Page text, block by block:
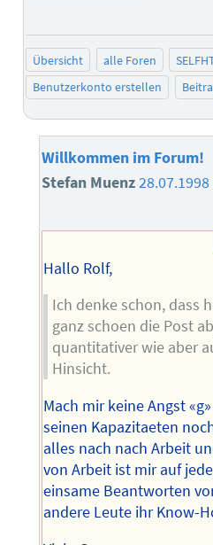
Übersicht alle Foren
Benutzerkonto erstellen
Willkommen im Forum!
Stefan Muenz28.07.1998
Hallo Rolf,
Ich denke schon, dass
ganz schoen die Post
quantitativer wie aber
Hinsicht.
Mach mir keine Angst
seinen Kapazitaeten
alles nach nach Arbeit
von Arbeit ist mir auf
einsame Beantworten
andere Leute ihr Know-